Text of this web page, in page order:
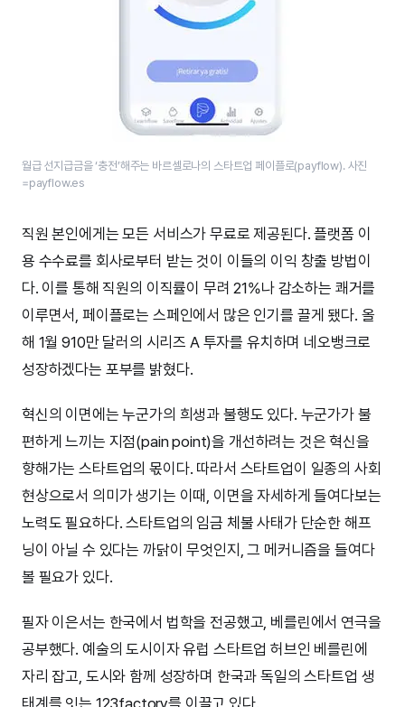
월급 선지급금을 ‘충전’해주는 바르셀로나의 스타트업 페이플로(payflow). 사진
=payflow.es
직원 본인에게는 모든 서비스가 무료로 제공된다. 플랫폼 이
용 수수료를 회사로부터 받는 것이 이들의 이익 창출 방법이
다. 이를 통해 직원의 이직률이 무려 21%나 감소하는 쾌거를
이루면서, 페이플로는 스페인에서 많은 인기를 끌게 됐다. 올
해 1월 910만 달러의 시리즈 A 투자를 유치하며 네오뱅크로
성장하겠다는 포부를 밝혔다.
혁신의 이면에는 누군가의 희생과 불행도 있다. 누군가가 불
편하게 느끼는 지점(pain point)을 개선하려는 것은 혁신을
향해가는 스타트업의 몫이다. 따라서 스타트업이 일종의 사회
현상으로서 의미가 생기는 이때, 이면을 자세하게 들여다보는
노력도 필요하다. 스타트업의 임금 체불 사태가 단순한 해프
닝이 아닐 수 있다는 까닭이 무엇인지, 그 메커니즘을 들여다
볼 필요가 있다.
필자 이은서는 한국에서 법학을 전공했고, 베를린에서 연극을
공부했다. 예술의 도시이자 유럽 스타트업 허브인 베를린에
자리 잡고, 도시와 함께 성장하며 한국과 독일의 스타트업 생